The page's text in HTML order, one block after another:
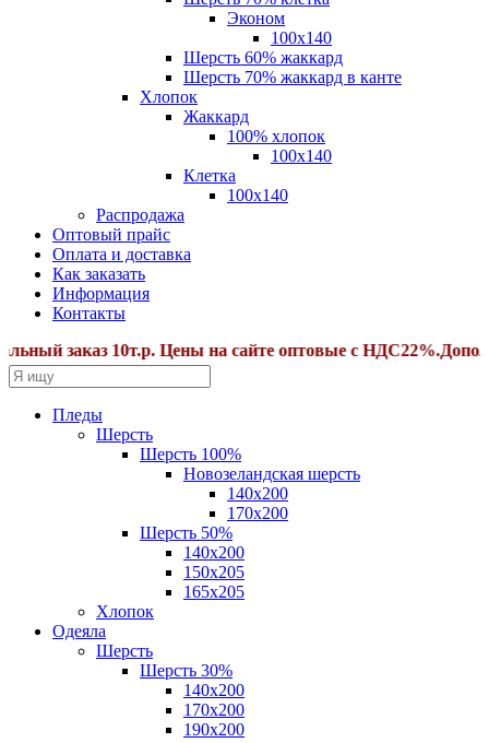
Эконом
100x140
Шерсть 60% жаккард
Шерсть 70% жаккард в канте
Хлопок
Жаккард
100% хлопок
100x140
Клетка
100х140
Распродажа
Оптовый прайс
Оплата и доставка
Как заказать
Информация
Контакты
заказ 10т.р. Цены на сайте оптовые с
Пледы
Шерсть
Шерсть 100%
Новозеландская шерсть
140х200
170x200
Шерсть 50%
140x200
150х205
165х205
Хлопок
Одеяла
Шерсть
Шерсть 30%
140х200
170х200
190х200